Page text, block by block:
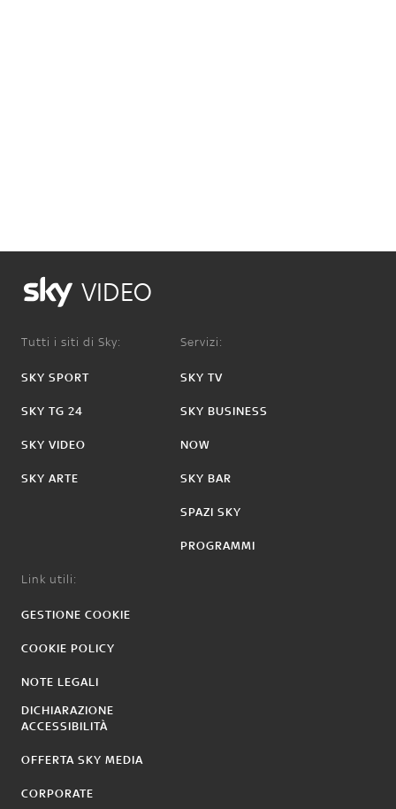
VIDEO
Tutti i siti di Sky:
SKY SPORT
SKY TG 24
SKY VIDEO
SKY ARTE
Servizi:
SKY TV
SKY BUSINESS
NOW
SKY BAR
SPAZI SKY
PROGRAMMI
Link utili:
GESTIONE COOKIE
COOKIE POLICY
NOTE LEGALI
DICHIARAZIONE
ACCESSIBILITÀ
OFFERTA SKY MEDIA
CORPORATE